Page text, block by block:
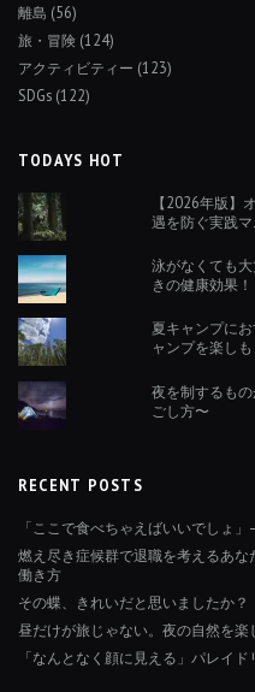
離島 (56)
旅・冒険 (124)
アクティビティー (123)
SDGs (122)
TODAYS HOT
【2026年版】
遇を防ぐ実践
泳がなくても
きの健康効果！
夏キャンプに
ャンプを楽しも
夜を制するも
ごし方〜
RECENT POSTS
「ここで食べちゃえばいいでしょ
燃え尽き症候群で退職を考えるあ
働き方
その蝶、きれいだと思いましたか？
昼だけが旅じゃない。夜の自然を楽
「なんとなく顔に見える」パレイ